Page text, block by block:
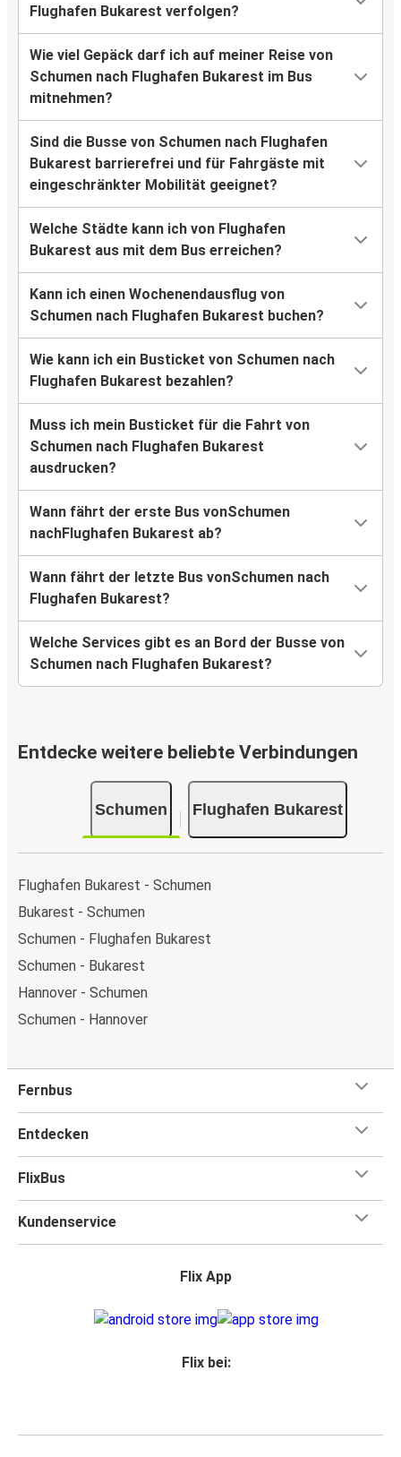
Flughafen Bukarest verfolgen?
Wie viel Gepäck darf ich auf meiner Reise von
Schumen nach Flughafen Bukarest im Bus
mitnehmen?
Sind die Busse von Schumen nach Flughafen
Bukarest barrierefrei und für Fahrgäste mit
eingeschränkter Mobilität geeignet?
Welche Städte kann ich von Flughafen
Bukarest aus mit dem Bus erreichen?
Kann ich einen Wochenendausflug von
Schumen nach Flughafen Bukarest buchen?
Wie kann ich ein Busticket von Schumen nach
Flughafen Bukarest bezahlen?
Muss ich mein Busticket für die Fahrt von
Schumen nach Flughafen Bukarest
ausdrucken?
Wann fährt der erste Bus vonSchumen
nachFlughafen Bukarest ab?
Wann fährt der letzte Bus vonSchumen nach
Flughafen Bukarest?
Welche Services gibt es an Bord der Busse von
Schumen nach Flughafen Bukarest?
Entdecke weitere beliebte Verbindungen
Schumen Flughafen Bukarest
Flughafen Bukarest - Schumen
Bukarest - Schumen
Schumen - Flughafen Bukarest
Schumen - Bukarest
Hannover - Schumen
Schumen - Hannover
Fernbus
Entdecken
FlixBus
Kundenservice
Flix App
Flix bei: